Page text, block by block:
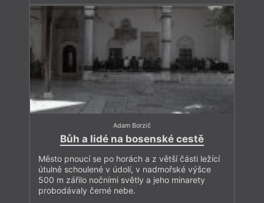
Adam Borzič
Bůh a lidé na bosenské cestě
Město pnoucí se po horách a z větší části ležící
útulně schoulené v údolí, v nadmořské výšce
500 m zářilo nočními světly a jeho minarety
probodávaly černé nebe.